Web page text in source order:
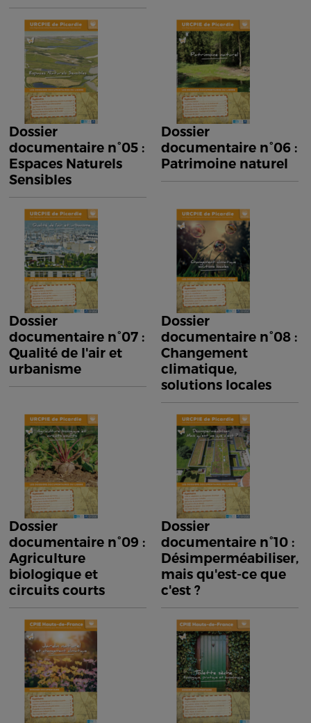
Dossier
documentaire n°05 :
Espaces Naturels
Sensibles
Dossier
documentaire n°06 :
Patrimoine naturel
Dossier
documentaire n°07 :
Qualité de l'air et
urbanisme
Dossier
documentaire n°08 :
Changement
climatique,
solutions locales
Dossier
documentaire n°09 :
Agriculture
biologique et
circuits courts
Dossier
documentaire n°10 :
Désimperméabiliser,
mais qu'est-ce que
c'est ?